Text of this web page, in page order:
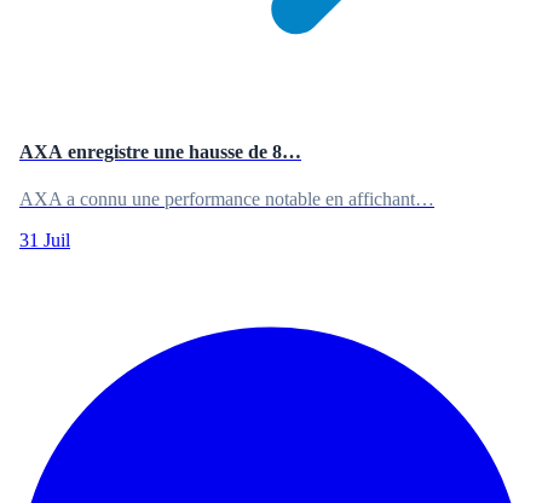
AXA enregistre une hausse de 8…
AXA a connu une performance notable en affichant…
31 Juil